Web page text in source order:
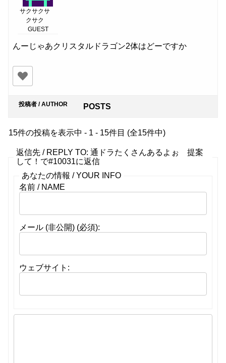
サクサクサ
クサク
GUEST
んーじゃあクリスタルドラゴン2体はどーですか
投稿者 / AUTHOR POSTS
15件の投稿を表示中 - 1 - 15件目 (全15件中)
返信先 / REPLY TO: 通ドラたくさんあるよぉ 提案
して！で#10031に返信
あなたの情報 / YOUR INFO
名前 / NAME
メール (非公開) (必須):
ウェブサイト: